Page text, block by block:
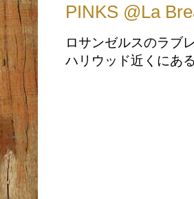
PINKS @La
ロサンゼルスのラブ
ハリウッド近くにあ